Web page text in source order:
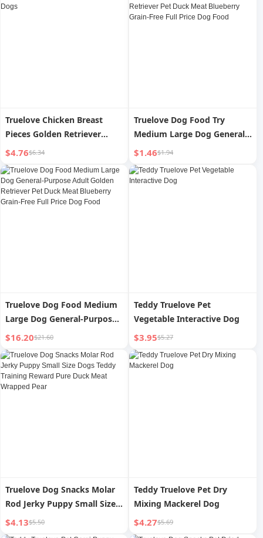
Truelove Chicken Breast
Pieces Golden Retriever
Small Size Dogs Dogs
$4.76$6.34
Truelove Dog Food Try
Medium Large Dog General-
Purpose Golden Retriever
Pet Duck Meat Blueberry
Grain-Free Full Price Dog
$1.46$1.94
Truelove Dog Food Medium
Large Dog General-Purpose
Adult Golden Retriever Pet
Duck Meat Blueberry Grain-
Free Full Price Dog Food
$16.20$21.60
Teddy Truelove Pet
Vegetable Interactive Dog
$3.95$5.27
Truelove Dog Snacks Molar
Rod Jerky Puppy Small Size
Dogs Teddy Training Reward
Pure Duck Meat Wrapped
$4.13$5.50
Teddy Truelove Pet Dry
Mixing Mackerel Dog
$4.27$5.69